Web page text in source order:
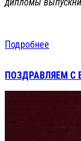
Подробнее
ПОЗДРАВЛЯЕМ С